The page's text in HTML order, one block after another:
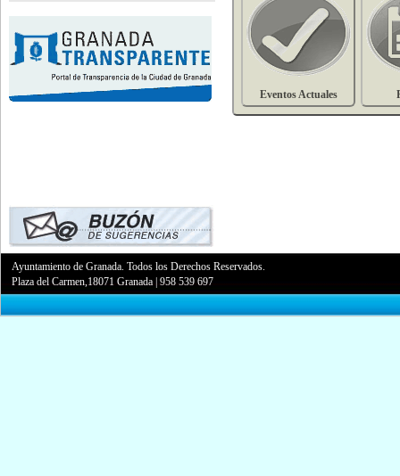
Eventos Actuales
Ayuntamiento de Granada. Todos los Derechos Reservados.
Plaza del Carmen,18071 Granada |958 539 697